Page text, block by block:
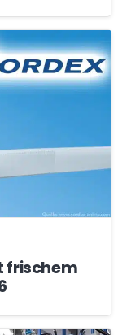
frischem